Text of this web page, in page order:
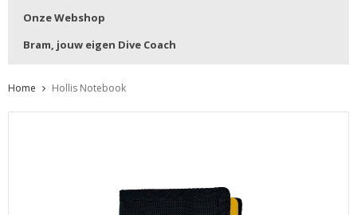
Onze Webshop
Bram, jouw eigen Dive Coach
Home Hollis Notebook